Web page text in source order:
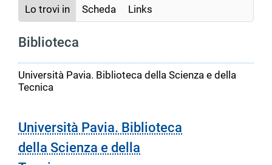
Lo trovi in Scheda Links
Biblioteca
Università Pavia. Biblioteca della Scienza e della
Tecnica
Università Pavia. Biblioteca
della Scienza e della